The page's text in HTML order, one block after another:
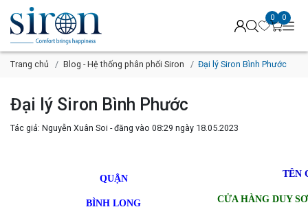
0 0
Trang chủ Blog - Hệ thống phân phối Siron Đại lý Siron Bình Phước
Đại lý Siron Bình Phước
Tác giả: Nguyễn Xuân Soi - đăng vào 08:29 ngày 18.05.2023
QUẬN TÊN
BÌNH LONG CỬA HÀNG DUY